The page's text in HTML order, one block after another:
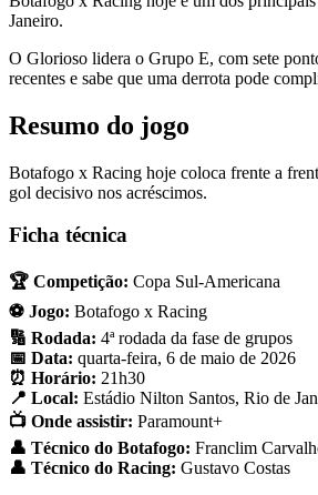
Janeiro.
O Glorioso lidera o Grupo E, com sete
recentes e sabe que uma derrota pode
Resumo do jogo
Botafogo x Racing hoje coloca frente a
gol decisivo nos acréscimos.
Ficha técnica
🏆 Competição: Copa Sul-Americana
⚽ Jogo: Botafogo x Racing
🔢 Rodada: 4ª rodada da fase de grupos
📅 Data: quarta-feira, 6 de maio de 2026
⏰ Horário: 21h30
📍 Local: Estádio Nilton Santos, Rio de
📺 Onde assistir: Paramount+
👤 Técnico do Botafogo: Franclim
👤 Técnico do Racing: Gustavo Costas